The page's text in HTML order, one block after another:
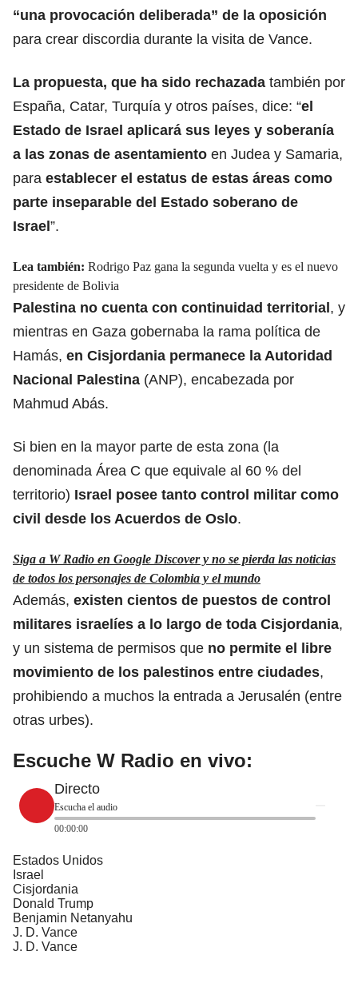
“una provocación deliberada” de la oposición
para crear discordia durante la visita de Vance.
La propuesta, que ha sido rechazada también por
España, Catar, Turquía y otros países, dice: “el
Estado de Israel aplicará sus leyes y soberanía
a las zonas de asentamiento en Judea y Samaria,
para establecer el estatus de estas áreas como
parte inseparable del Estado soberano de
Israel”.
Lea también: Rodrigo Paz gana la segunda vuelta y es el nuevo
presidente de Bolivia
Palestina no cuenta con continuidad territorial, y
mientras en Gaza gobernaba la rama política de
Hamás, en Cisjordania permanece la Autoridad
Nacional Palestina (ANP), encabezada por
Mahmud Abás.
Si bien en la mayor parte de esta zona (la
denominada Área C que equivale al 60 % del
territorio) Israel posee tanto control militar como
civil desde los Acuerdos de Oslo.
Siga a W Radio en Google Discover y no se pierda las noticias
de todos los personajes de Colombia y el mundo
Además, existen cientos de puestos de control
militares israelíes a lo largo de toda Cisjordania,
y un sistema de permisos que no permite el libre
movimiento de los palestinos entre ciudades,
prohibiendo a muchos la entrada a Jerusalén (entre
otras urbes).
Escuche W Radio en vivo:
Directo
Escucha el audio
00:00:00
Estados Unidos
Israel
Cisjordania
Donald Trump
Benjamin Netanyahu
J. D. Vance
J. D. Vance